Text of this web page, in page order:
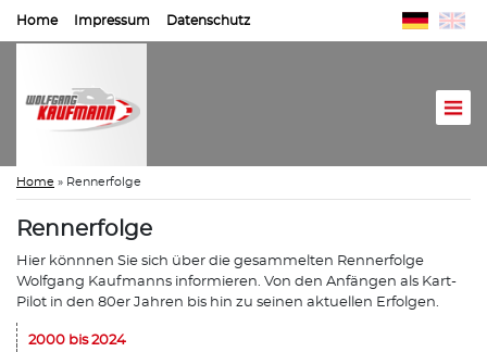
Home Impressum Datenschutz
Home » Rennerfolge
Rennerfolge
Hier könnnen Sie sich über die gesammelten Rennerfolge
Wolfgang Kaufmanns informieren. Von den Anfängen als Kart-
Pilot in den 80er Jahren bis hin zu seinen aktuellen Erfolgen.
2000 bis 2024